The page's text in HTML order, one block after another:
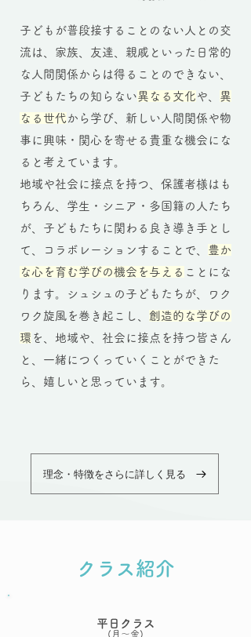
子どもが普段接することのない人との交
流は、家族、友達、親戚といった日常的
な人間関係からは得ることのできない、
子どもたちの知らない異なる文化 や、 異
なる世代から学び、新しい人間関係や物
事に興味・関心を寄せる貴重な機会にな
ると考えています。
地域や社会に接点を持つ、保護者様はも
ちろん、学生・シニア・多国籍の人たち
が、子どもたちに関わる良き導き手とし
て、コラボレーションすることで、 豊か
な心を育む学びの機会を与える ことにな
ります。シュシュの子どもたちが、ワク
ワク旋風を巻き起こし、 創造的な学びの
環 を、地域や、社会に接点を持つ皆さん
と、一緒につくっていくことができた
ら、嬉しいと思っています。
理念・特徴をさらに詳しく見る
​クラス紹介
平日クラス
(月〜金)